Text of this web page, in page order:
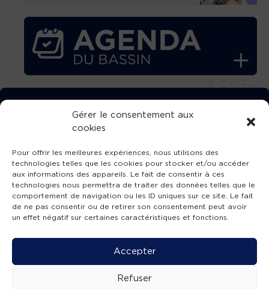
Gérer le consentement aux
cookies
Pour offrir les meilleures expériences, nous utilisons des
technologies telles que les cookies pour stocker et/ou accéder
aux informations des appareils. Le fait de consentir à ces
technologies nous permettra de traiter des données telles que le
comportement de navigation ou les ID uniques sur ce site. Le fait
de ne pas consentir ou de retirer son consentement peut avoir
un effet négatif sur certaines caractéristiques et fonctions.
Accepter
Refuser
TÉLÉCHARGEZ GRATUITEMENT
L’APPLICATION TVBA !
SUIVEZ-NOUS !
Mentions légales -Accessibilité